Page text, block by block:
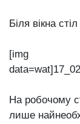
Біля вікна
[img
На робочому
лише